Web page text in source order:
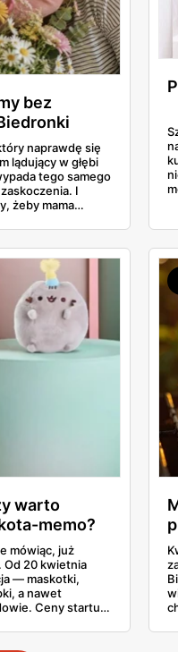
bez
naprawdę się
lądujący w głębi
tego samego
I
żeby mama
to, co sama
kosmetyki, perfumy
Ceny
bywa lepszy
warto
memo?
mówiąc, już
Od 20 kwietnia
— maskotki,
a nawet
Ceny startują
gazetkę stronę